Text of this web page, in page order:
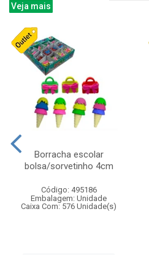
Veja mais
Borracha escolar
bolsa/sorvetinho 4cm
Código: 495186
Embalagem: Unidade
Caixa Com: 576 Unidade(s)